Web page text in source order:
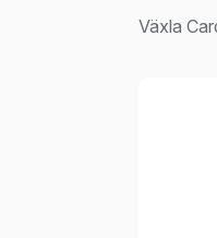
Växla